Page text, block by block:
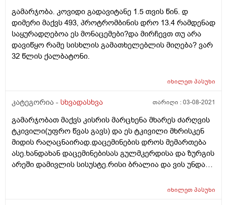
გამარჯობა. კოვიდი გადავიტანე 1.5 თვის წინ. დ
დიმერი მაქვს 493, პროტრომბინის დრო 13.4 რამდენად
საყურადღებოა ეს მონაცემები?და მირჩევთ თუ არა
დავიწყო რამე სისხლის გამათხელებლის მიღება? ვარ
32 წლის ქალბატონი.
იხილეთპასუხი
კატეგორია - სხვადასხვა თარიღი :03-08-2021
გამარჯობათ მაქვს კისრის მარცხენა მხარეს ძარღვის
ტკივილი(უფრო წვას გავს) და ეს ტკივილი მხრისკენ
მიდის რაღაცნაირად.დაცემინების დროს მემართება
ასე.ხანდახან დაცემინებისას გულმკერდისა და ზურგის
არეში დამივლის სისუსტე.რისი ბრალია და ვის უნდა
იხილეთპასუხი